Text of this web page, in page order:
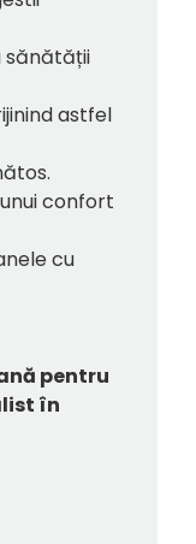
sănătății
astfel
confort
cu
pentru
în